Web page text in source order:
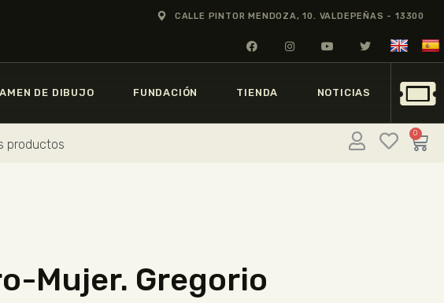
CALLE PINTOR MENDOZA, 10. VALDEPEÑAS - 13300
DE DIBUJO FUNDACIÓN TIENDA NOTICIAS
productos
0
Mujer. Gregorio